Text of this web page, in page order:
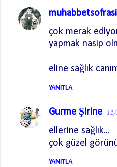
m
muhabbetsofrasi
çok merak
yapmak nasip
eline sağlık
YANITLA
Gurme Şirine
ellerine sağlık...
çok güzel
YANITLA